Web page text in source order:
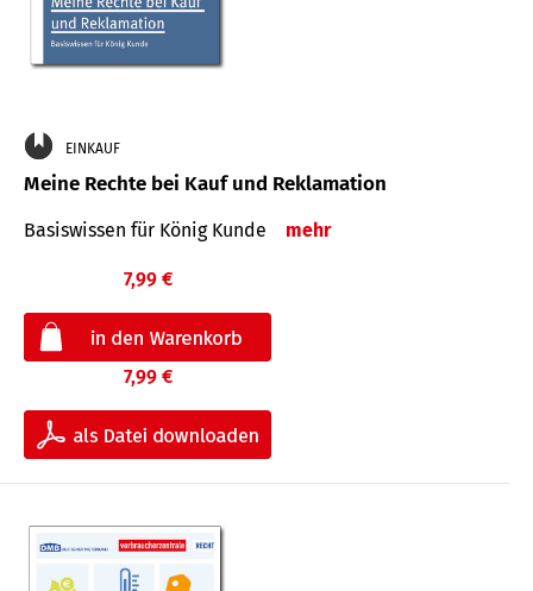
EINKAUF
Meine Rechte bei Kauf und Reklamation
Basiswissen für König Kunde mehr
7,99 €
7,99 €